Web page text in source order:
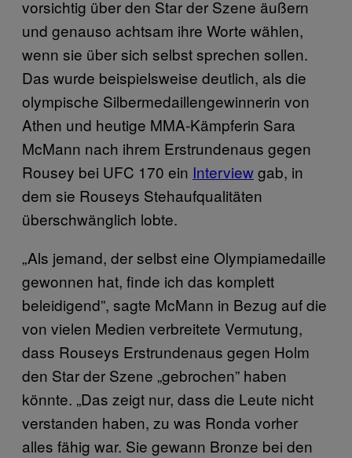
vorsichtig über den Star der Szene äußern
und genauso achtsam ihre Worte wählen,
wenn sie über sich selbst sprechen sollen.
Das wurde beispielsweise deutlich, als die
olympische Silbermedaillengewinnerin von
Athen und heutige MMA-Kämpferin Sara
McMann nach ihrem Erstrundenaus gegen
Rousey bei UFC 170 ein Interviewgab, in
dem sie Rouseys Stehaufqualitäten
überschwänglich lobte.
„Als jemand, der selbst eine Olympiamedaille
gewonnen hat, finde ich das komplett
beleidigend”, sagte McMann in Bezug auf die
von vielen Medien verbreitete Vermutung,
dass Rouseys Erstrundenaus gegen Holm
den Star der Szene „gebrochen” haben
könnte. „Das zeigt nur, dass die Leute nicht
verstanden haben, zu was Ronda vorher
alles fähig war. Sie gewann Bronze bei den